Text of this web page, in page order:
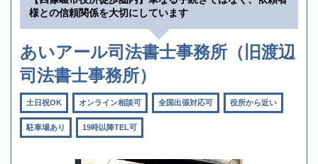
様との信頼関係を大切にしています
あいアール司法書士事務所（旧渡辺
司法書士事務所）
土日祝OK オンライン相談可 全国出張対応可 役所から近い
駐車場あり 19時以降TEL可